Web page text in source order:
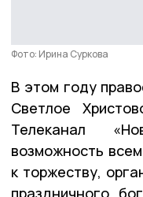
Фото: Ирина Суркова
В этом году
Светлое
Телеканал
возможность
к торжеству,
праздничного